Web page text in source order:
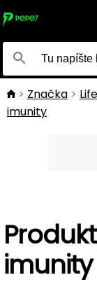
Značka
imunity
imunity